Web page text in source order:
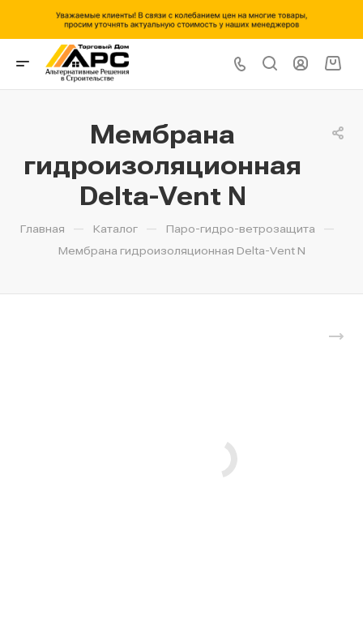
Мембрана
гидроизоляционная
Delta-Vent N
Главная — Каталог — Паро-гидро-ветрозащита —
Мембрана гидроизоляционная Delta-Vent N